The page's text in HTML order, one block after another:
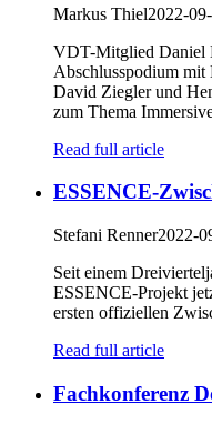
Markus Thiel2022-
VDT-Mitglied Daniel
Abschlusspodium
David Ziegler und
zum Thema
Read full article
ESSENCE-
Stefani Renner2022-
Seit einem
ESSENCE-Projekt
ersten offiziellen
Read full article
Fachkonferenz